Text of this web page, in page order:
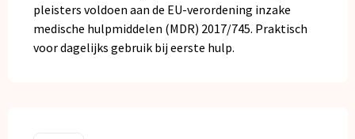
pleisters voldoen aan de EU-verordening inzake
medische hulpmiddelen (MDR) 2017/745. Praktisch
voor dagelijks gebruik bij eerste hulp.